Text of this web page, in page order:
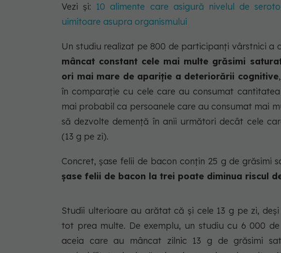
Vezi și: 10 alimente care asigură nivelul de
uimitoare asupra organismului
Un studiu realizat pe 800 de participanți vârstnici a
mâncat constant cele mai multe grăsimi
ori mai mare de apariție a deteriorării cognitive
în comparație cu cele care au consumat
mai probabil ca persoanele care au consumat mai
să dezvolte demență în anii următori decât cele
(13 g pe zi).
Concret, șase felii de bacon conțin 25 g de grăsimi
șase felii de bacon la trei poate diminua riscul
Studii ulterioare au arătat că și cele 13 g pe zi,
tot prea multe. De exemplu, un studiu cu 6 000
aceia care au mâncat zilnic 13 g de grăsimi